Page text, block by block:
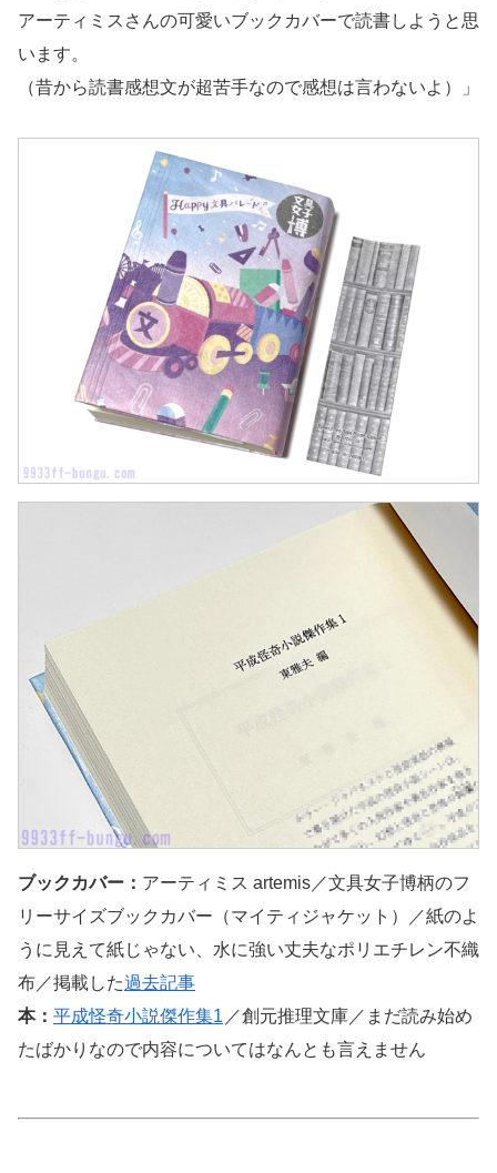
アーティミスさんの可愛いブックカバーで読書しようと思
います。
（昔から読書感想文が超苦手なので感想は言わないよ）」
ブックカバー： アーティミス artemis／文具女子博柄のフ
リーサイズブックカバー（マイティジャケット）／紙のよ
うに見えて紙じゃない、水に強い丈夫なポリエチレン不織
布／掲載した過去記事
本： 平成怪奇小説傑作集1 ／創元推理文庫／まだ読み始め
たばかりなので内容についてはなんとも言えません